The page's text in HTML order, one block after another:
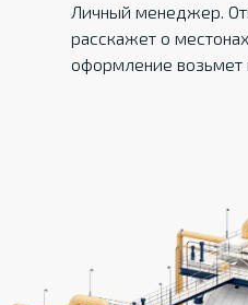
Личный менеджер.
расскажет о
оформление возьмет